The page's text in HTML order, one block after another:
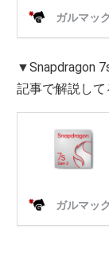
▼Snapdragon
記事で解説し